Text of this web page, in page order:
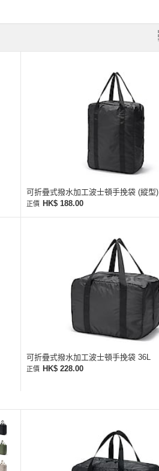
可折疊式撥水加工波士頓手挽袋 (縱型)
正價 HK$ 188.00
可折疊式撥水加工波士頓手挽袋 36L
正價 HK$ 228.00